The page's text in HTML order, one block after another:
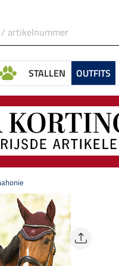
STALLEN OUTFITS